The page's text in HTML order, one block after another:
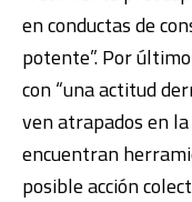
en conductas de
potente”. Por
con “una actitud
ven atrapados en
encuentran
posible acción